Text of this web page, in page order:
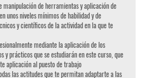
manipulación de herramientas y aplicación de
unos niveles mínimos de habilidad y de
y científicos de la actividad en la que te
mediante la aplicación de los
y prácticos que se estudiarán en este curso, que
aplicación al puesto de trabajo
las actitudes que te permitan adaptarte a las